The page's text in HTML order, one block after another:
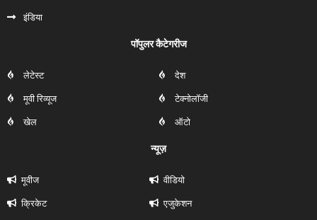
इंडिया
पॉपुलर कैटेगरीज
लेटेस्ट
मूवी रिव्यूज
खेल
देश
टेक्नोलॉजी
ऑटो
न्यूज़
मूवीज
क्रिकेट
वीडियो
एजुकेशन